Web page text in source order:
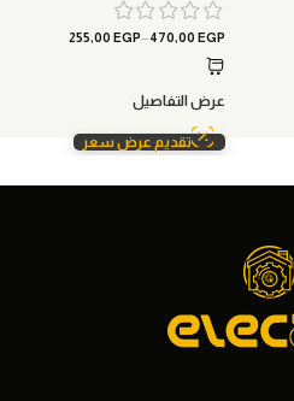
255,00 EGP–470,00 EGP
عرض التفاصيل
تقديم عرض سعر